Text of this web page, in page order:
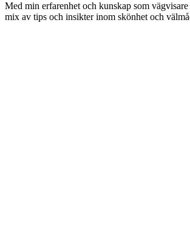
Med min erfarenhet och kunskap som
mix av tips och insikter inom skönhet och